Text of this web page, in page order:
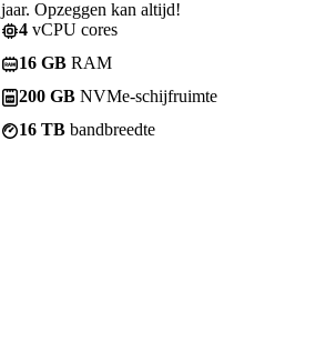
jaar. Opzeggen kan altijd!
4 vCPU cores
16 GB RAM
200 GB NVMe-schijfruimte
16 TB bandbreedte